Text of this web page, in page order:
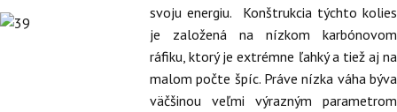
svoju energiu. Konštrukcia týchto kolies
je založená na nízkom karbónovom
ráfiku, ktorý je extrémne ľahký a tiež aj na
malom počte špíc. Práve nízka váha býva
väčšinou veľmi výrazným parametrom